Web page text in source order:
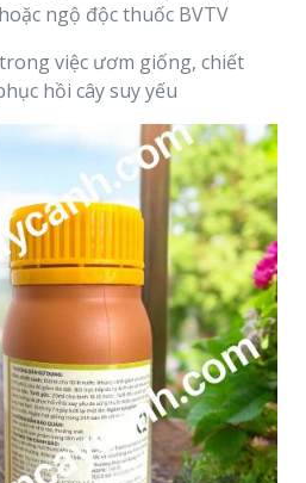
ngộ độc thuốc BVTV
việc ươm giống, chiết
hồi cây suy yếu